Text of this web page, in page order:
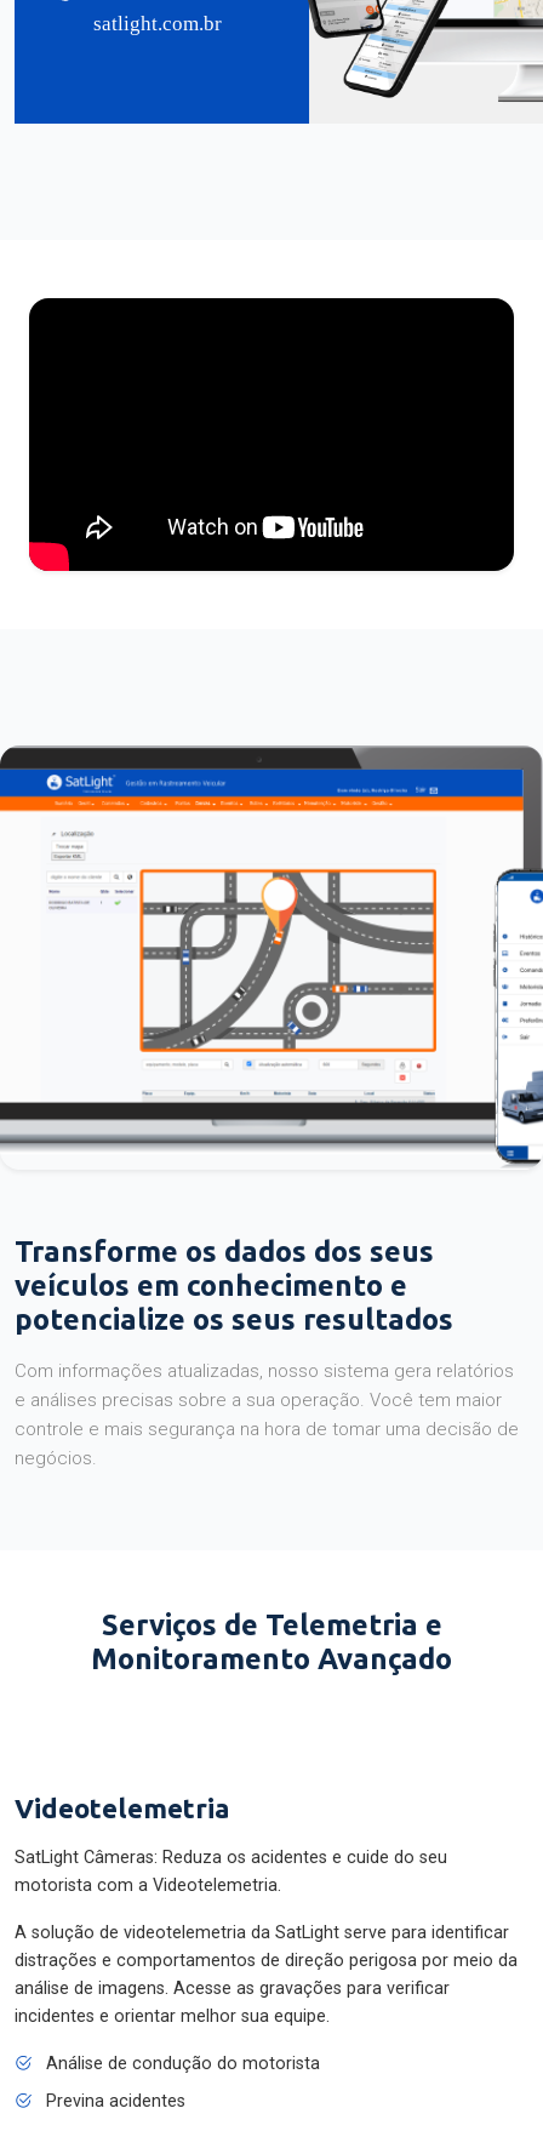
satlight.com.br
Transforme os dados dos seus
veículos em conhecimento e
potencialize os seus resultados
Com informações atualizadas, nosso sistema gera relatórios
e análises precisas sobre a sua operação. Você tem maior
controle e mais segurança na hora de tomar uma decisão de
negócios.
Serviços de Telemetria e
Monitoramento Avançado
Videotelemetria
SatLight Câmeras: Reduza os acidentes e cuide do seu
motorista com a Videotelemetria.
A solução de videotelemetria da SatLight serve para identificar
distrações e comportamentos de direção perigosa por meio da
análise de imagens. Acesse as gravações para verificar
incidentes e orientar melhor sua equipe.
Análise de condução do motorista
Previna acidentes